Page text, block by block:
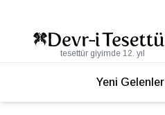
tesettür giyimde 12. yıl
Yeni Gelenler